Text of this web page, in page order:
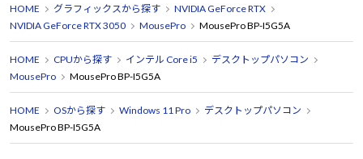
HOME グラフィックスから探す
NVIDIA GeForce RTX
NVIDIA GeForce RTX 3050
MousePro MousePro BP-I5G5A
HOME CPUから探す インテル Core i5
デスクトップパソコン
MousePro
MousePro BP-I5G5A
HOME OSから探す Windows 11 Pro
デスクトップパソコン
MousePro BP-I5G5A